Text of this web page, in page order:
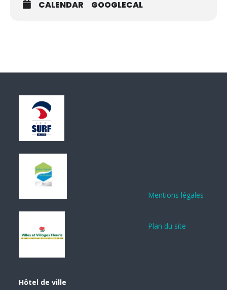
CALENDAR GOOGLECAL
Hôtel de ville
Mentions légales
Plan du site